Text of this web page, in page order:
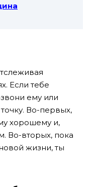
Если тебе
ему или
Во-первых,
хорошему и,
Во-вторых, пока
жизни, ты